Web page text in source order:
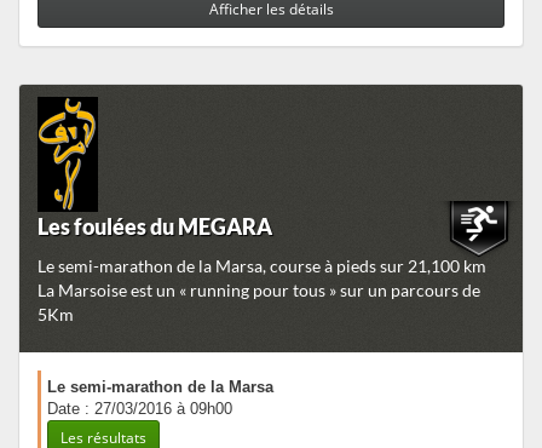
Afficher les détails
Les foulées du MEGARA
Le semi-marathon de la Marsa, course à pieds sur 21,100 km
La Marsoise est un « running pour tous » sur un parcours de
5Km
Le semi-marathon de la Marsa
Date : 27/03/2016 à 09h00
Les résultats